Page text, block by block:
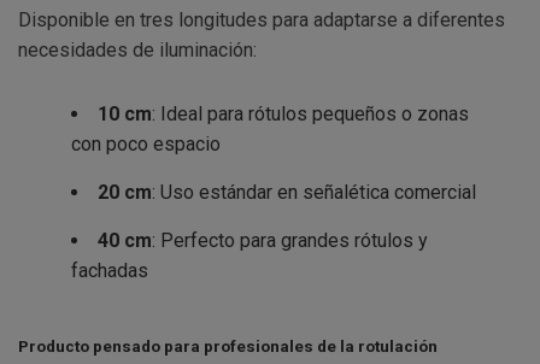
Disponible en tres longitudes para adaptarse a diferentes
necesidades de iluminación:
10 cm: Ideal para rótulos pequeños o zonas
con poco espacio
20 cm: Uso estándar en señalética comercial
40 cm: Perfecto para grandes rótulos y
fachadas
Producto pensado para profesionales de la rotulación